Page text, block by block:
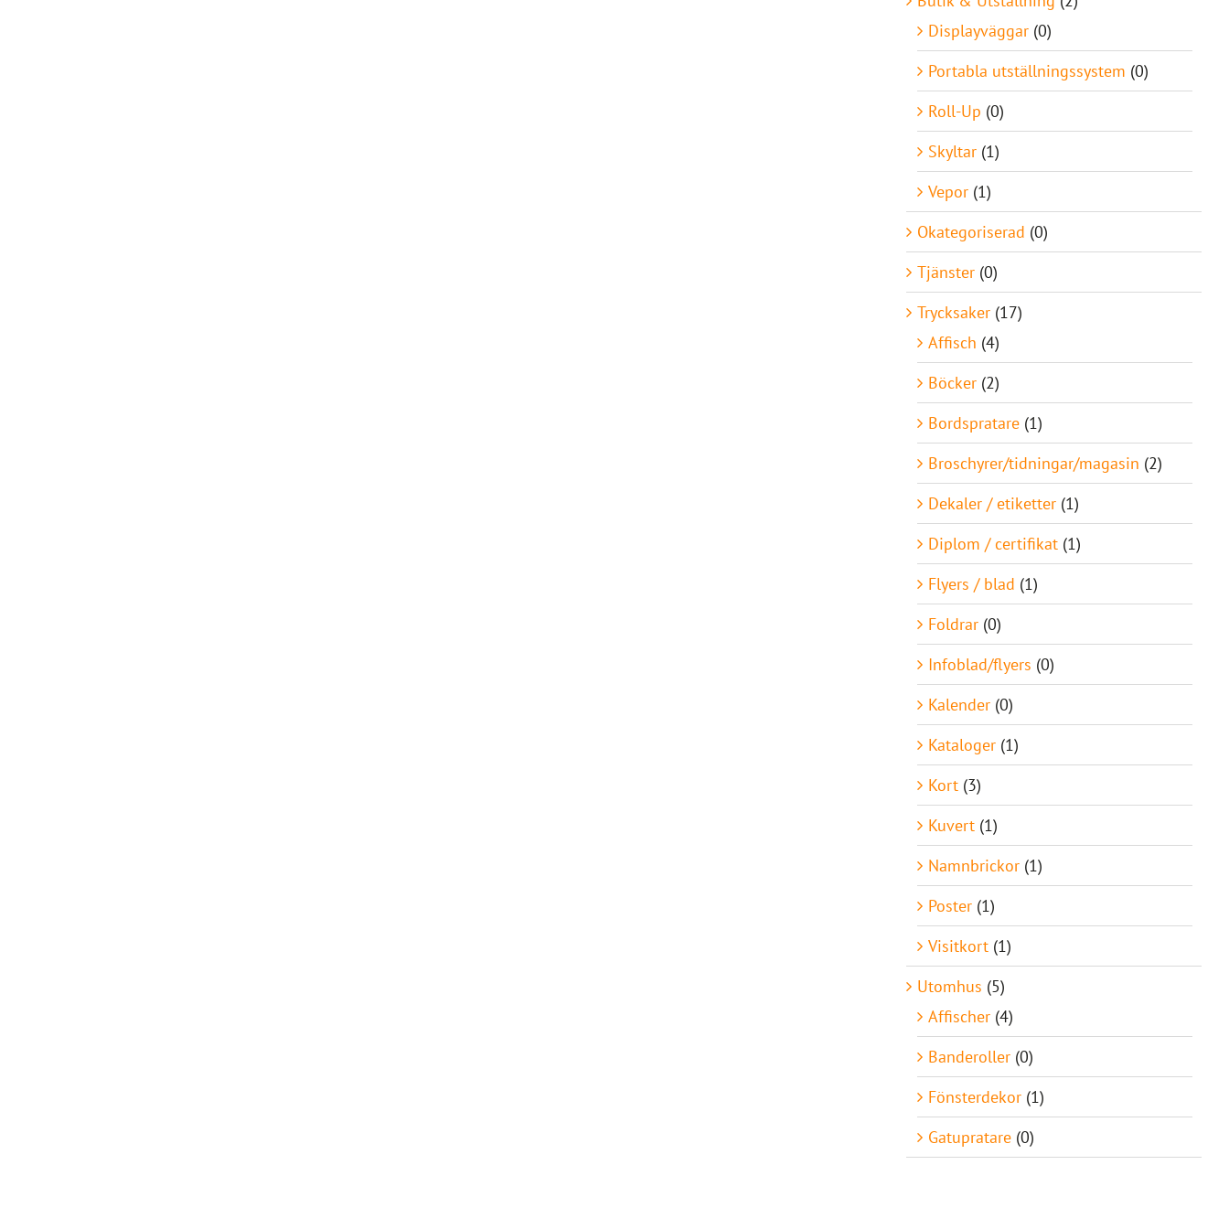
Displayväggar (0)
Portabla utställningssystem (0)
Roll-Up (0)
Skyltar (1)
Vepor (1)
Okategoriserad (0)
Tjänster (0)
Trycksaker (17)
Affisch (4)
Böcker (2)
Bordspratare (1)
Broschyrer/tidningar/magasin (2)
Dekaler / etiketter (1)
Diplom / certifikat (1)
Flyers / blad (1)
Foldrar (0)
Infoblad/flyers (0)
Kalender (0)
Kataloger (1)
Kort (3)
Kuvert (1)
Namnbrickor (1)
Poster (1)
Visitkort (1)
Utomhus (5)
Affischer (4)
Banderoller (0)
Fönsterdekor (1)
Gatupratare (0)